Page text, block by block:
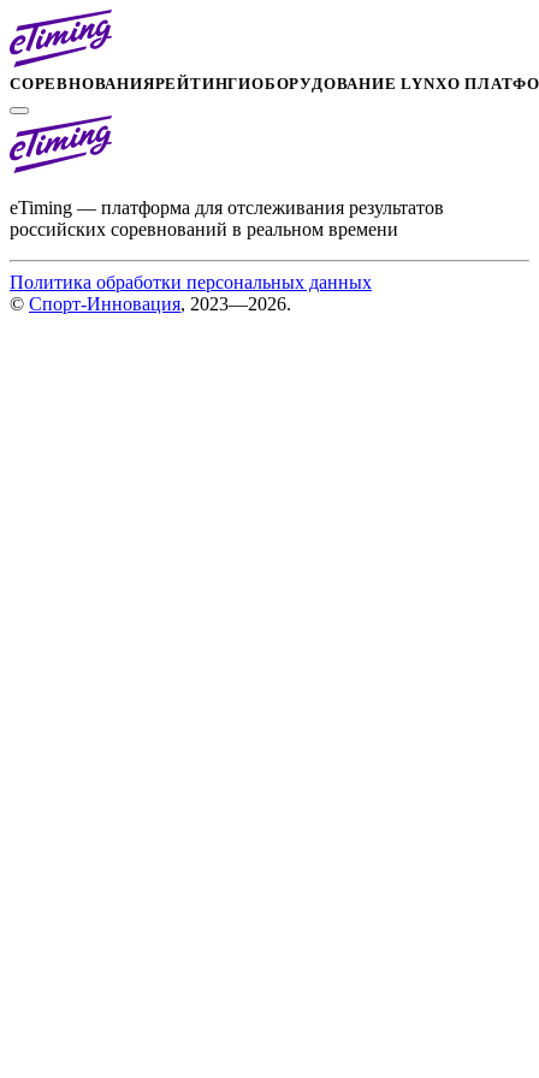
СОРЕВНОВАНИЯРЕЙТИНГИОБОРУДОВАНИЕ LYNXО
eTiming — платформа для отслеживания результатов
российских соревнований в реальном времени
Политика обработки персональных данных
© Спорт-Инновация, 2023—2026.